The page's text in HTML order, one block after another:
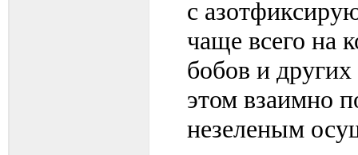
с
чаще всего на
бобов и
этом взаимно
незеленым